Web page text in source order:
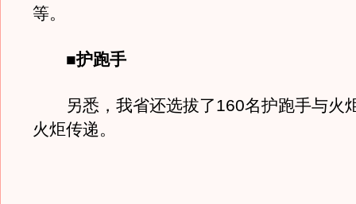
等。
■护跑手
另悉，我省还选拔了160名护跑手与火
火炬传递。